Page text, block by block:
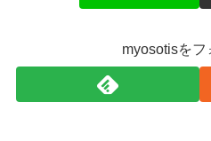
myosotisをフ